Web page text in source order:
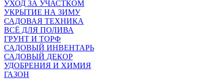
УХОД ЗА УЧАСТКОМ
УКРЫТИЕ НА ЗИМУ
САДОВАЯ ТЕХНИКА
ВСЁ ДЛЯ ПОЛИВА
ГРУНТ И ТОРФ
САДОВЫЙ ИНВЕНТАРЬ
САДОВЫЙ ДЕКОР
УДОБРЕНИЯ И ХИМИЯ
ГАЗОН